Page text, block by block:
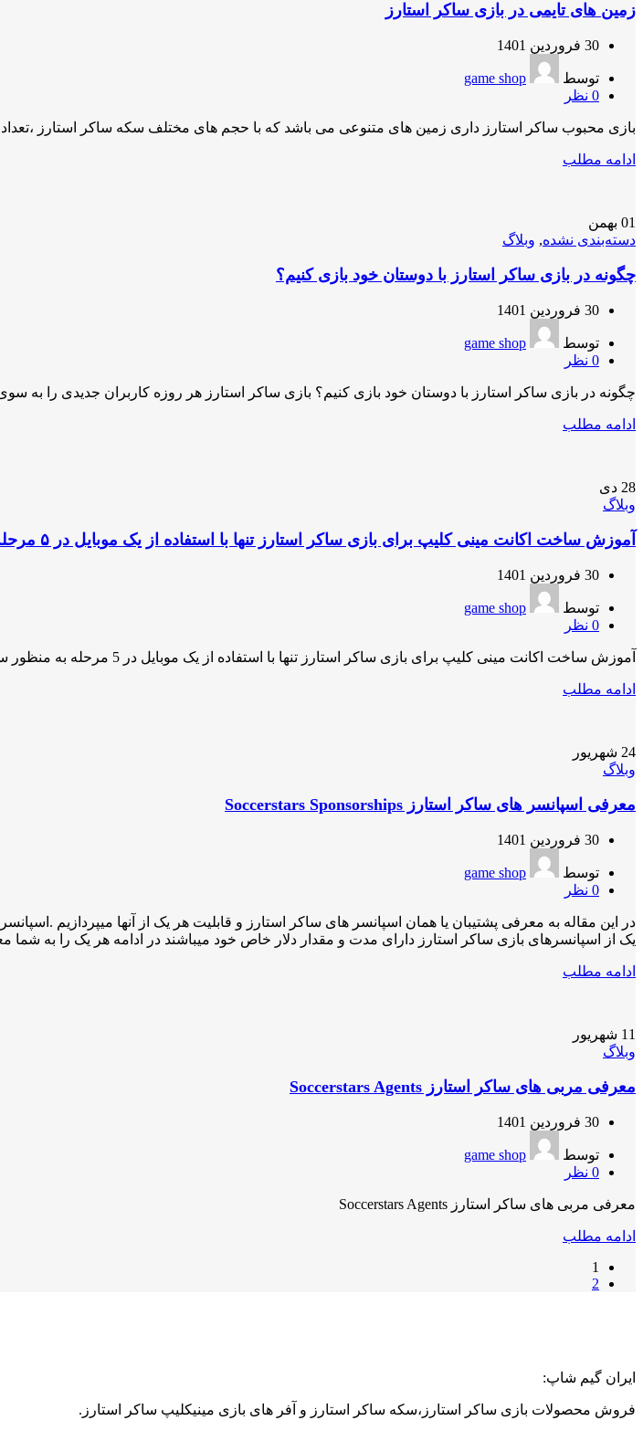
زمین های تایمی در بازی ساکر استارز
30 فروردین 1401
توسط
game shop
0 نظر
بازی محبوب ساکر استارز داری زمین های متنوعی می باشد که با حجم های مختلف سکه ساکر استارز
ادامه مطلب
01 بهمن
دسته‌بندی نشده, وبلاگ
چگونه در بازی ساکر استارز با دوستان خود بازی کنیم؟
30 فروردین 1401
توسط
game shop
0 نظر
چگونه در بازی ساکر استارز با دوستان خود بازی کنیم؟ بازی ساکر استارز هر روزه کاربران جدیدی را به
ادامه مطلب
28 دی
وبلاگ
آموزش ساخت اکانت مینی کلیپ برای بازی ساکر استارز تنها با استفاده از یک موبایل در ۵ مرحله
30 فروردین 1401
توسط
game shop
0 نظر
آموزش ساخت اکانت مینی کلیپ برای بازی ساکر استارز تنها با استفاده از یک موبایل در 5 مرحله به منظور ساده سازی آ...
ادامه مطلب
24 شهریور
وبلاگ
معرفی اسپانسر های ساکر استارز Soccerstars Sponsorships
30 فروردین 1401
توسط
game shop
0 نظر
در این مقاله به معرفی پشتیبان یا همان اسپانسر های ساکر استارز و قابلیت هر یک از آنها میپردازیم
یک از اسپانسرهای بازی ساکر استارز دارای مدت و مقدار دلار خاص خود میباشند در ادامه هر یک را به شما
ادامه مطلب
11 شهریور
وبلاگ
معرفی مربی های ساکر استارز Soccerstars Agents
30 فروردین 1401
توسط
game shop
0 نظر
معرفی مربی های ساکر استارز Soccerstars Agents
ادامه مطلب
1
2
ایران گیم شاپ:
فروش محصولات بازی ساکر استارز،سکه ساکر استارز و آفر های بازی مینیکلیپ ساکر استارز.